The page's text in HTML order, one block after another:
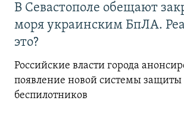
В Севастополе обещают
моря украинским БпЛА.
это?
Российские власти города
появление новой системы защиты
беспилотников